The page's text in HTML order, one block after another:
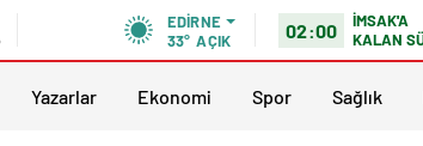
EDIRNE
33° AÇIK 02:00
İMSAK'A
KALAN
Yazarlar Ekonomi Spor Sağlık